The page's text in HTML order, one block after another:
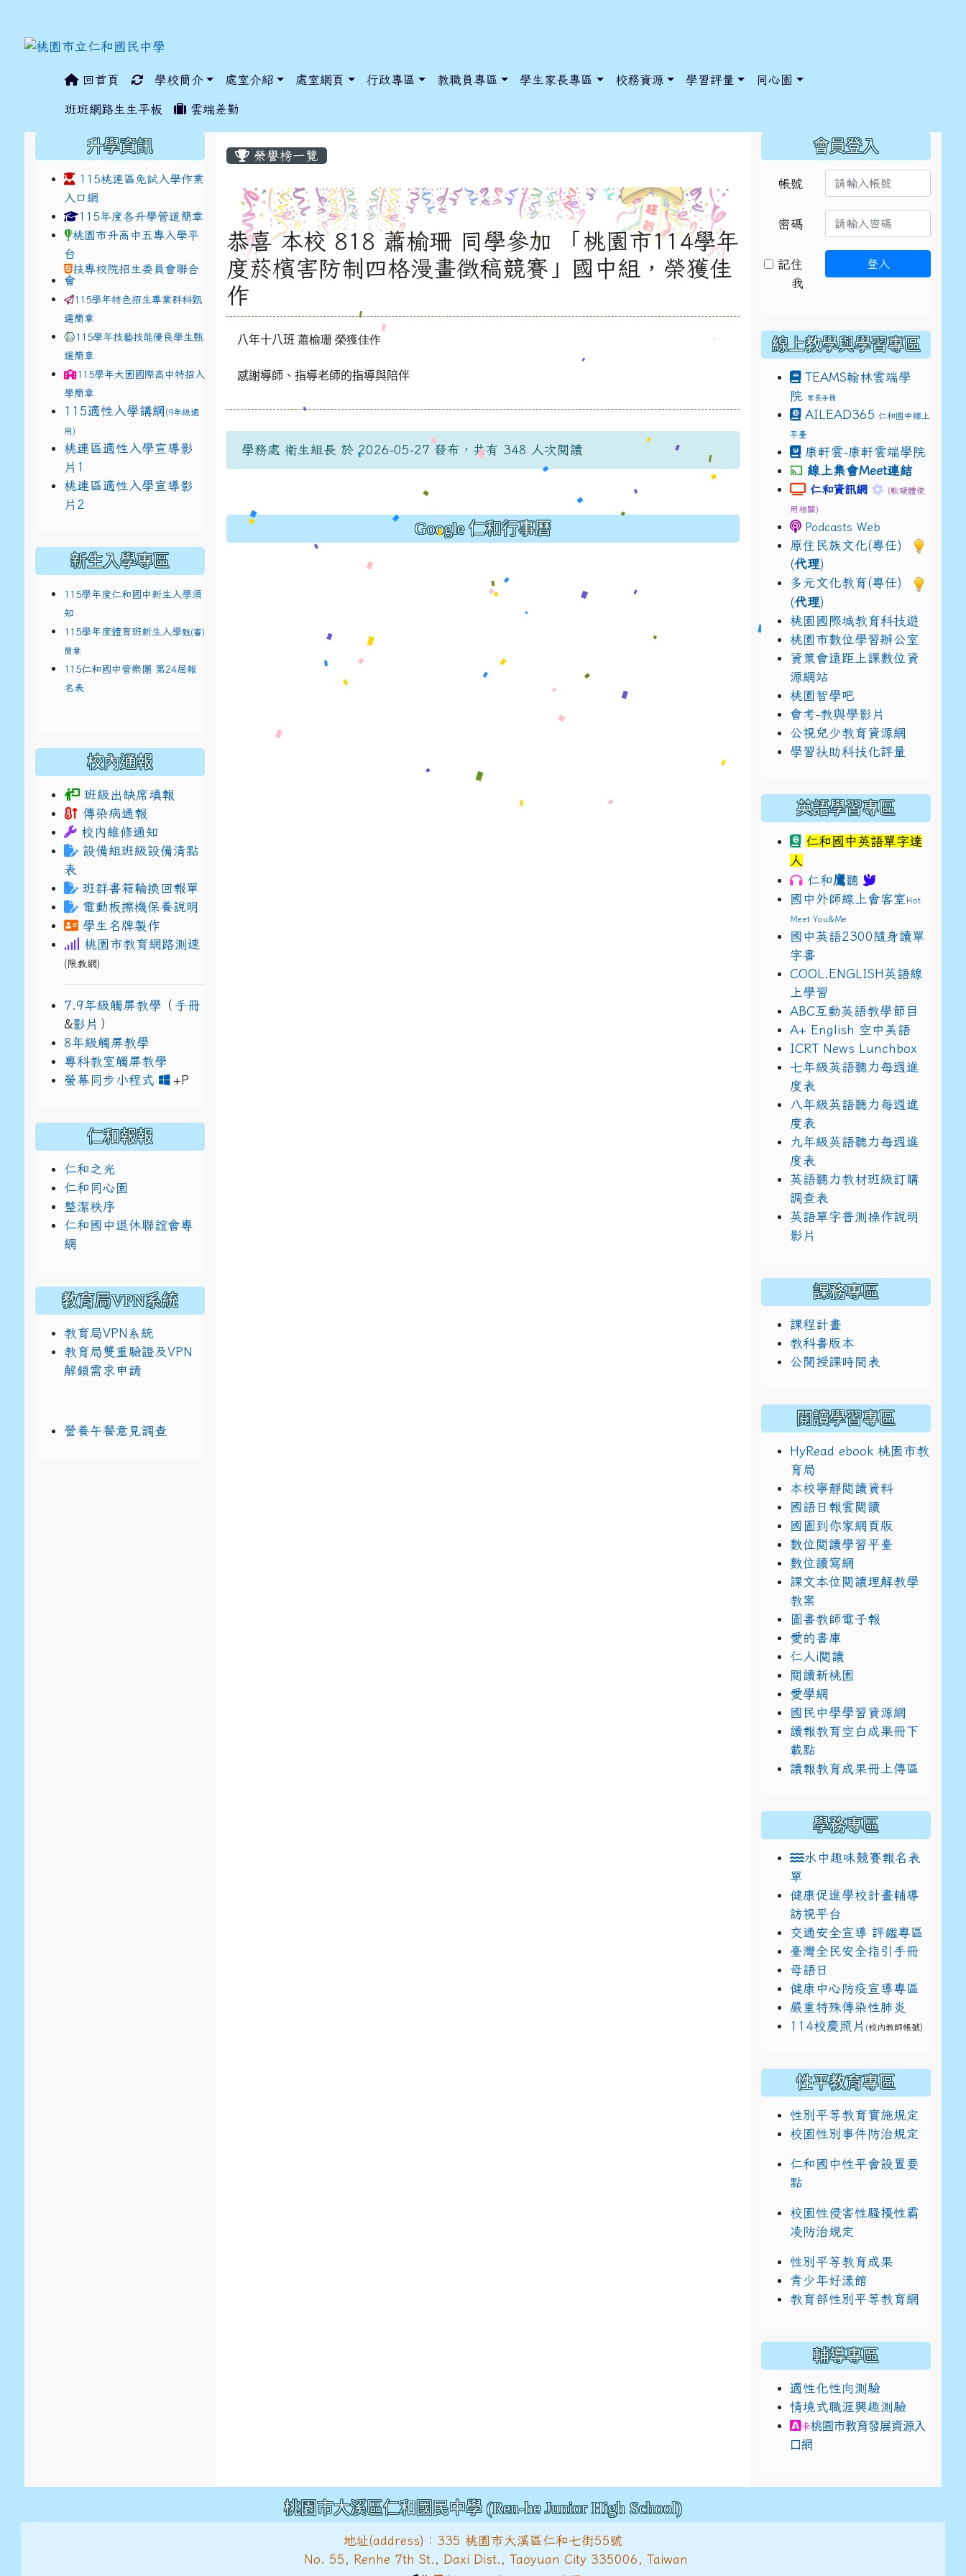
回首頁 學校簡介 處室介紹 處室網頁 行政專區 教職員專區 學生家長專區 校務資源 學習評量 同心園
班班網路生生平板 雲端差勤
榮譽榜一覽
恭喜 本校 818 蕭榆珊 同學參加 「桃園市114學年
度菸檳害防制四格漫畫徵稿競賽」國中組，榮獲佳
作
八年十八班 蕭榆珊 榮獲佳作
感謝導師、指導老師的指導與陪伴
學務處 衛生組長 於 2026-05-27 發布，共有 348 人次閱讀
Google 仁和行事曆
升學資訊
115桃連區免試入學作業
入口網
link to https://www.jhjhs.tyc.edu.tw/modules/tadnews/index.php?nsn=5425
115年度各升學管道簡章link to http://tyc.entry.edu.tw/NoExamImitate_TL/NoExamImitateHome/Page/Public/ChooseSys?s=05 style=font-size: 1rem; background-
link to http://tyc.entry.edu.tw/NoExamImitate_TL/NoExamImitateHome/Page/Public/ChooseSys?s=05 style=font-size: 1rem; background-
桃園市升高中五專入學平
台
技專校院招生委員會聯合
會
115學年特色招生專業群科甄
選簡章
115學年技藝技能優良學生甄
選簡章
115學年大園國際高中特招入
學簡章
115適性入學講綱 (9年級適
用)
link to https://docs.google.com/presentation/d/1x3bih9gNpRNolaz0znBOn--g7OisECve/
桃連區適性入學宣導影
片1
link to https://docs.google.com/presentation/d/1x3bih9gNpRNolaz0znBOn--g7OisECve/
桃連區適性入學宣導影
片2
ogle.com/presentation/d/14fN7FrCDS9g9keYgSUmfVbCTNGSKzSVY/
新生入學專區
115學年度仁和國中新生入學須
知
115學年度體育班新生入學甄(審)
簡章
115仁和國中管樂團 第24屆報
名表
校內通報
班級出缺席填報
傳染病通報
校內維修通知
設備組班級設備清點
表
班群書箱輪換回報單
電動板擦機保養說明
學生名牌製作
桃園市教育網路測速
(限教網)
7.9年級觸屏教學 （ 手冊
&影片 ）
8年級觸屏教學
專科教室觸屏教學
螢幕同步小程式
+Plink to https://www.jhjhs.tyc.edu.tw/uploads/tad_blocks/file/
link to https://drive.google.com/file/d/1DRAbt49kEePJ5_zYCA1AuLinl3dysZ_8/view?usp=sharing
仁和報報
仁和之光
仁和同心園
整潔秩序
仁和國中退休聯誼會專
網
教育局VPN系統
教育局VPN系統
教育局雙重驗證及VPN
解鎖需求申請
營養午餐意見調查
會員登入
帳號
密碼
記住
我
登入
線上教學與學習專區
TEAMS翰林雲端學
院
家長手冊
AILEAD365 仁和國中線上
平臺
康軒雲-康軒雲端學院
線上集會Meet連結
link to https://
仁和資訊網 link to https://
(軟硬體使
用相關)
Podcasts Web
原住民族文化(專任)
(代理)
多元文化教育(專任)
(代理)
桃園國際城教育科技遊
桃園市數位學習辦公室
資策會遠距上課數位資
源網站
桃園智學吧
會考-教與學影片
公視兒少教育資源網
學習扶助科技化評量
英語學習專區
仁和國中英語單字達
人
仁和鷹聽
國中外師線上會客室Hot
Meet You&Me
國中英語2300隨身讀單
字書
COOL.ENGLISH英語線
上學習
ABC互動英語教學節目
A+ English 空中美語
ICRT News Lunchbox
七年級英語聽力每週進
度表
八年級英語聽力每週進
度表
九年級英語聽力每週進
度表
英語聽力教材班級訂購
調查表
英語單字普測操作說明
影片
課務專區
課程計畫
教科書版本
公開授課時間表
閱讀學習專區
HyRead ebook 桃園市教
育局
本校寧靜閱讀資料
國語日報雲閱讀
國圖到你家網頁版
數位閱讀學習平臺
數位讀寫網
課文本位閱讀理解教學
教案
圖書教師電子報
愛的書庫
仁人i閱讀
閱讀新桃園
愛學網
國民中學學習資源網
讀報教育空白成果冊下
載點
讀報教育成果冊上傳區
學務專區
水中趣味競賽報名表
單
健康促進學校計畫輔導
訪視平台
交通安全宣導 評鑑專區
臺灣全民安全指引手冊
母語日
健康中心防疫宣導專區
嚴重特殊傳染性肺炎
114校慶照片 (校內教師帳號)
性平教育專區
性別平等教育實施規定
校園性別事件防治規定
仁和國中性平會設置要
點
校園性侵害性騷擾性霸
凌防治規定
性別平等教育成果
青少年好漾館
教育部性別平等教育網
輔導專區
適性化性向測驗
情境式職涯興趣測驗
link to https://
卡桃園市教育發展資源入
口網
桃園市大溪區仁和國民中學 (Ren-he Junior High School)
地址(address)：335 桃園市大溪區仁和七街55號
No. 55, Renhe 7th St., Daxi Dist., Taoyuan City 335006, Taiwan